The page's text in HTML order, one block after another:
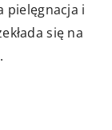
pielęgnacja i
się na